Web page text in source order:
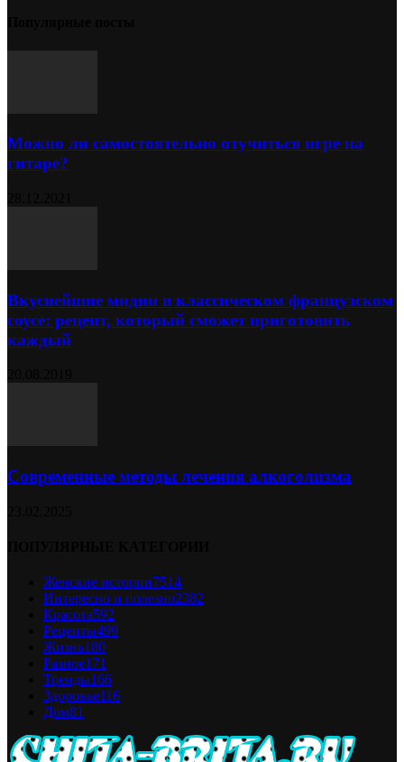
Можно ли самостоятельно отучиться игре на
гитаре?
Вкуснейшие мидии в классическом французском
соусе: рецепт, который сможет приготовить
каждый
Современные методы лечения алкоголизма
Женские истории7514
Интересно и полезно2382
Красота592
Рецепты499
Жизнь180
Разное171
Тренды166
Здоровье116
Дом81